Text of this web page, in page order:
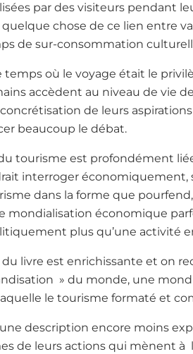
par des visiteurs pendant
chose de ce lien entre
de sur-consommation
où le voyage était le
accèdent au niveau de vie
de leurs
beaucoup le débat.
tourisme est profondément
interroger
dans la forme que
mondialisation économique
plus qu’une activité
livre est enrichissante et on
» du monde, une
le tourisme formaté et
description encore moins
de leurs actions qui mènent